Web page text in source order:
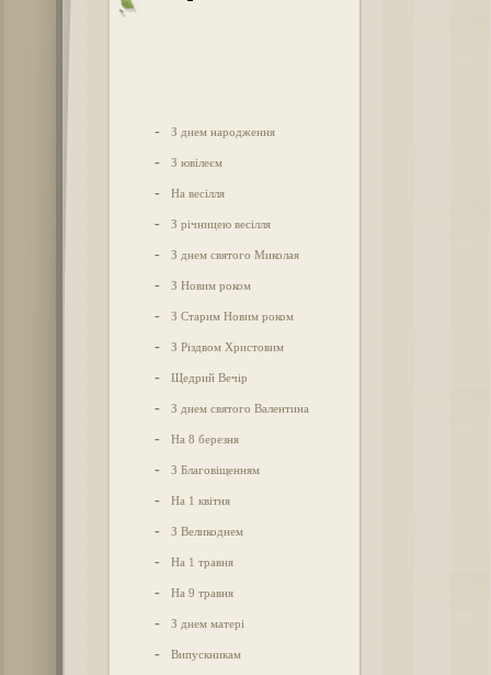
- З днем народження
- З ювілеєм
- На весілля
- З річницею весілля
- З днем святого Миколая
- З Новим роком
- З Старим Новим роком
- З Різдвом Христовим
- Щедрий Вечір
- З днем святого Валентина
- На 8 березня
- З Благовіщенням
- На 1 квітня
- З Великоднем
- На 1 травня
- На 9 травня
- З днем матері
- Випускникам